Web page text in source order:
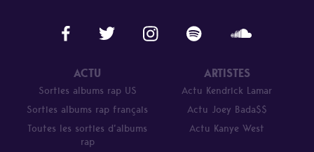
ACTU
Sorties albums rap US
Sorties albums rap français
Toutes les sorties d’albums
rap
ARTISTES
Actu Kendrick Lamar
Actu Joey Bada$$
Actu Kanye West